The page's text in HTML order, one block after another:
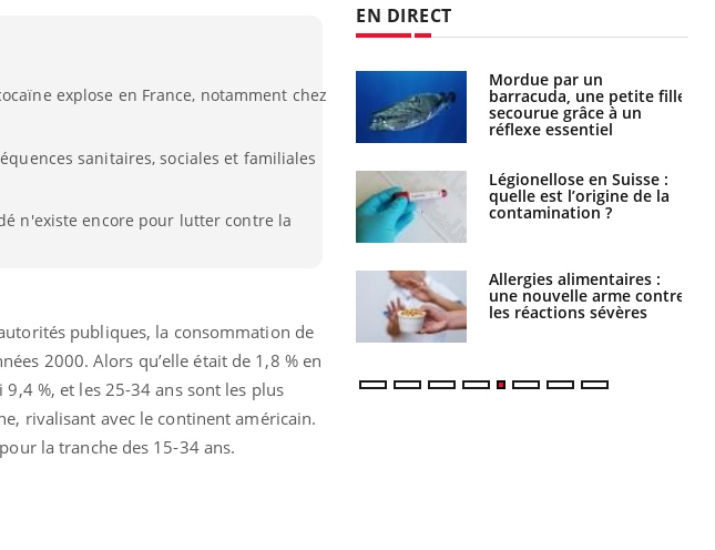
explose en France, notamment chez
sanitaires, sociales et familiales
n'existe encore pour lutter contre la
publiques, la consommation de
2000. Alors qu’elle était de 1,8 % en
%, et les 25-34 ans sont les plus
rivalisant avec le continent américain.
la tranche des 15-34 ans.
EN DIRECT
que dit la science
lecture ?
Mordue par un
barracuda, une petite fille
secourue grâce à un
réflexe essentiel
Légionellose en Suisse :
quelle est l’origine de la
contamination ?
Allergies alimentaires :
une nouvelle arme contre
les réactions sévères